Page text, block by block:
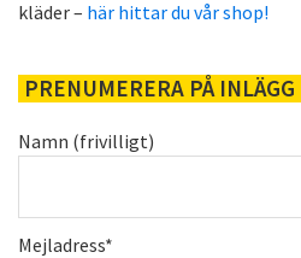
kläder – här hittar du vår shop!
PRENUMERERA PÅ INLÄGG
Namn (frivilligt)
Mejladress*